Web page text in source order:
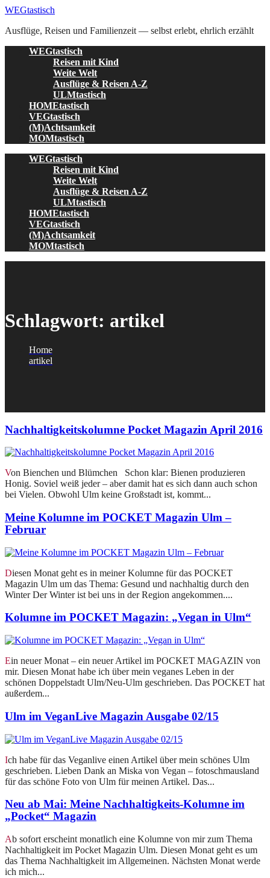
Skip
content
WEGtastisch
Ausflüge, Reisen und Familienzeit — selbst erlebt, ehrlich erzählt
WEGtastisch
Reisen mit Kind
Weite Welt
Ausflüge & Reisen A-Z
ULMtastisch
HOMEtastisch
VEGtastisch
(M)Achtsamkeit
MOMtastisch
WEGtastisch
Reisen mit Kind
Weite Welt
Ausflüge & Reisen A-Z
ULMtastisch
HOMEtastisch
VEGtastisch
(M)Achtsamkeit
MOMtastisch
Schlagwort: artikel
Home
artikel
Nachhaltigkeitskolumne Pocket Magazin April 2016
Von Bienchen und Blümchen Schon klar: Bienen produzieren
Honig. Soviel weiß jeder – aber damit hat es sich dann auch schon
bei Vielen. Obwohl Ulm keine Großstadt ist, kommt...
Meine Kolumne im POCKET Magazin Ulm –
Februar
Diesen Monat geht es in meiner Kolumne für das POCKET
Magazin Ulm um das Thema: Gesund und nachhaltig durch den
Winter Der Winter ist bei uns in der Region angekommen....
Kolumne im POCKET Magazin: „Vegan in Ulm“
Ein neuer Monat – ein neuer Artikel im POCKET MAGAZIN von
mir. Diesen Monat habe ich über mein veganes Leben in der
schönen Doppelstadt Ulm/Neu-Ulm geschrieben. Das POCKET hat
außerdem...
Ulm im VeganLive Magazin Ausgabe 02/15
Ich habe für das Veganlive einen Artikel über mein schönes Ulm
geschrieben. Lieben Dank an Miska von Vegan – fotoschmausland
für das schöne Foto von Ulm für meinen Artikel. Das...
Neu ab Mai: Meine Nachhaltigkeits-Kolumne im
„Pocket“ Magazin
Ab sofort erscheint monatlich eine Kolumne von mir zum Thema
Nachhaltigkeit im Pocket Magazin Ulm. Diesen Monat geht es um
das Thema Nachhaltigkeit im Allgemeinen. Nächsten Monat werde
ich mich...